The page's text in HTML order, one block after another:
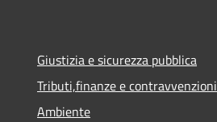
Giustizia e sicurezza pubblica
Tributi,finanze e contravvenzioni
Ambiente